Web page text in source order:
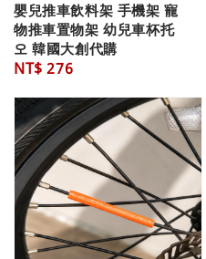
嬰兒推車飲料架 手機架 寵
物推車置物架 幼兒車杯托
오 韓國大創代購
Regular
NT$ 276